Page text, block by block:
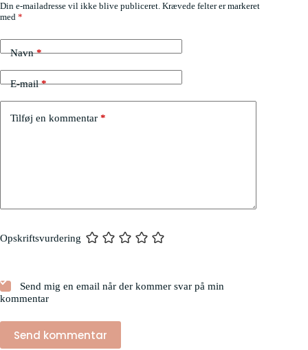
Din e-mailadresse vil ikke blive publiceret. Krævede felter er markeret
med *
Navn*
E-mail*
Tilføj en kommentar *
Opskriftsvurdering
Send mig en email når der kommer svar på min
kommentar
Send kommentar